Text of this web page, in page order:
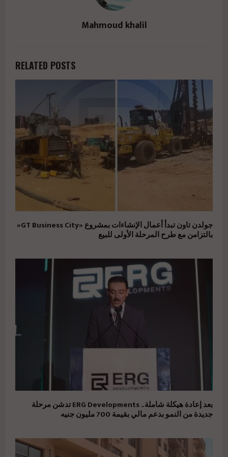
Mahmoud khalil
RELATED POSTS
جولدن تاون تبدأ أعمال الإنشاءات بمشروع «GT Business City»
بالتزامن مع طرح المرحلة الأولى للبيع
بعد إعادة هيكلة شاملة.. ERG Developments تدشن مرحلة
جديدة من النمو بدعم مالي بقيمة 700 مليون جنيه